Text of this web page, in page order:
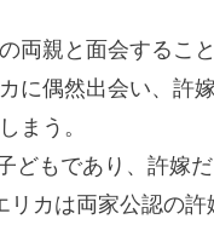
両親と面会するこ
に偶然出会い、許
まう。
もであり、許嫁だ
カは両家公認の